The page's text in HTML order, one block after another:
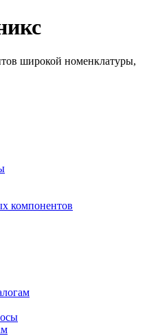
широкой номенклатуры,
компонентов